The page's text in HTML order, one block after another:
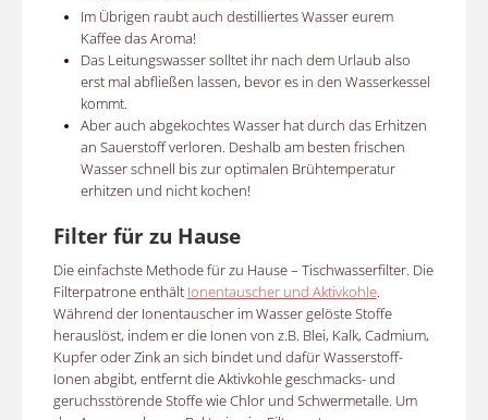
Im Übrigen raubt auch destilliertes Wasser eurem
Kaffee das Aroma!
Das Leitungswasser solltet ihr nach dem Urlaub also
erst mal abfließen lassen, bevor es in den Wasserkessel
kommt.
Aber auch abgekochtes Wasser hat durch das Erhitzen
an Sauerstoff verloren. Deshalb am besten frischen
Wasser schnell bis zur optimalen Brühtemperatur
erhitzen und nicht kochen!
Filter für zu Hause
Die einfachste Methode für zu Hause – Tischwasserfilter. Die
Filterpatrone enthält Ionentauscher und Aktivkohle.
Während der Ionentauscher im Wasser gelöste Stoffe
herauslöst, indem er die Ionen von z.B. Blei, Kalk, Cadmium,
Kupfer oder Zink an sich bindet und dafür Wasserstoff-
Ionen abgibt, entfernt dieAktivkohle geschmacks- und
geruchsstörende Stoffewie Chlor und Schwermetalle. Um